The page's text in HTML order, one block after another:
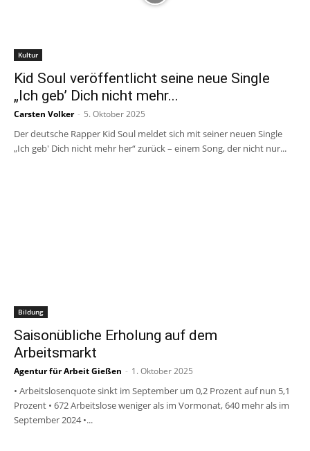
Kultur
Kid Soul veröffentlicht seine neue Single
„Ich geb’ Dich nicht mehr...
Carsten Volker - 5. Oktober 2025
Der deutsche Rapper Kid Soul meldet sich mit seiner neuen Single
„Ich geb' Dich nicht mehr her“ zurück – einem Song, der nicht nur...
Bildung
Saisonübliche Erholung auf dem
Arbeitsmarkt
Agentur für Arbeit Gießen - 1. Oktober 2025
• Arbeitslosenquote sinkt im September um 0,2 Prozent auf nun 5,1
Prozent • 672 Arbeitslose weniger als im Vormonat, 640 mehr als im
September 2024 •...